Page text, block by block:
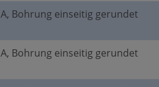
A, Bohrung einseitig gerundet
A, Bohrung einseitig gerundet